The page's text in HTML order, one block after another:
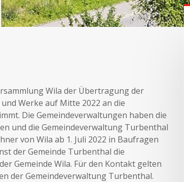
Wila der Übertragung der
Werke auf Mitte 2022 an die
Die Gemeindeverwaltungen haben die
und die Gemeindeverwaltung Turbenthal
von Wila ab 1. Juli 2022 in Baufragen
der Gemeinde Turbenthal die
Gemeinde Wila. Für den Kontakt gelten
der Gemeindeverwaltung Turbenthal.